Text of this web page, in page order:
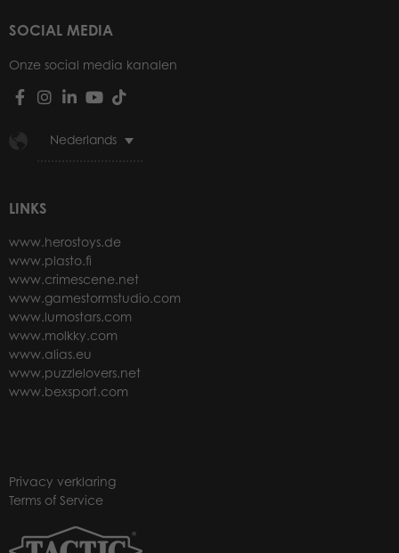
SOCIAL MEDIA
Onze social media kanalen
Nederlands
LINKS
www.herostoys.de
www.plasto.fi
www.crimescene.net
www.gamestormstudio.com
www.lumostars.com
www.molkky.com
www.alias.eu
www.puzzlelovers.net
www.bexsport.com
Privacy verklaring
Terms of Service